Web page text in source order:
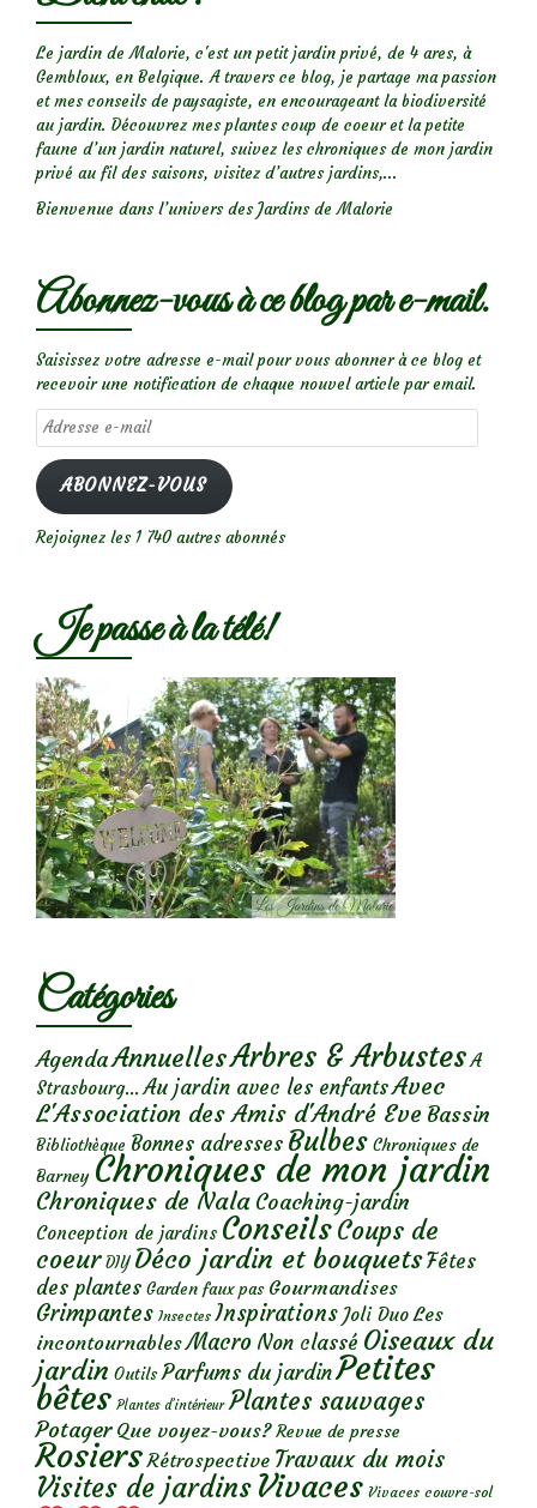
Le jardin de Malorie, c'est un petit jardin privé, de 4 ares, à
Gembloux, en Belgique. A travers ce blog, je partage ma passion
et mes conseils de paysagiste, en encourageant la biodiversité
au jardin. Découvrez mes plantes coup de coeur et la petite
faune d’un jardin naturel, suivez les chroniques de mon jardin
privé au fil des saisons, visitez d’autres jardins,...
Bienvenue dans l’univers des Jardins de Malorie
Abonnez-vous à ce blog par e-mail.
Saisissez votre adresse e-mail pour vous abonner à ce blog et
recevoir une notification de chaque nouvel article par email.
Adresse
e-
mail
ABONNEZ-VOUS
Rejoignez les 1 740 autres abonnés
Je passe à la télé!
Catégories
AgendaAnnuellesArbres & Arbustes A
Strasbourg... Au jardin avec les enfantsAvec
L'Association des Amis d'André Eve Bassin
Bibliothèque Bonnes adresses Bulbes Chroniques de
Barney Chroniques de mon jardin
Chroniques de Nala Coaching-jardin
Conception de jardins ConseilsCoups de
coeur DIY Déco jardin et bouquetsFêtes
des plantes Garden faux pas Gourmandises
Grimpantes Insectes Inspirations Joli Duo Les
incontournables Macro Non classé Oiseaux du
jardin Outils Parfums du jardinPetites
bêtes Plantes d’intérieur Plantes sauvages
Potager Que voyez-vous? Revue de presse
Rosiers Rétrospective Travaux du mois
Visites de jardins Vivaces Vivaces couvre-sol